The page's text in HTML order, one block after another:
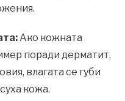
Ако кожната
поради дерматит,
влагата се губи
кожа.